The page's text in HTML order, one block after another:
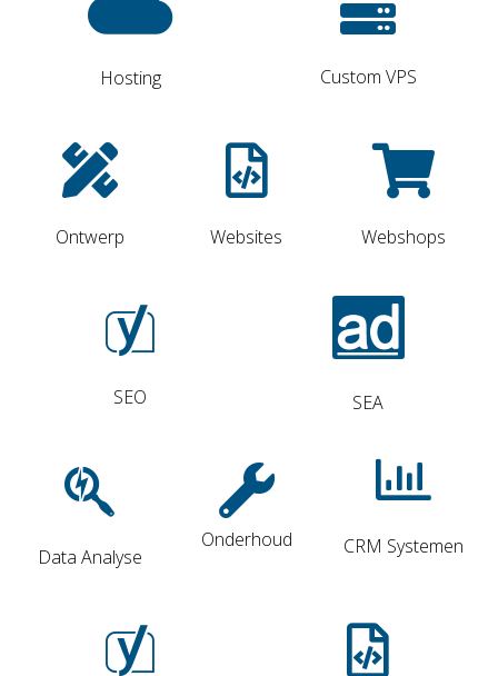
Hosting Custom VPS
Ontwerp Websites Webshops
SEO SEA
Data Analyse
Onderhoud CRM Systemen